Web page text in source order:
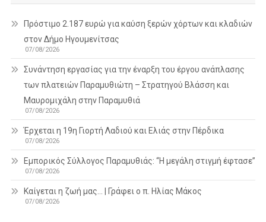
Πρόστιμο 2.187 ευρώ για καύση ξερών χόρτων και κλαδιών
στον Δήμο Ηγουμενίτσας
07/08/2026
Συνάντηση εργασίας για την έναρξη του έργου ανάπλασης
των πλατειών Παραμυθιώτη – Στρατηγού Βλάσση και
Μαυρομιχάλη στην Παραμυθιά
07/08/2026
Έρχεται η 19η Γιορτή Λαδιού και Ελιάς στην Πέρδικα
07/08/2026
Εμπορικός Σύλλογος Παραμυθιάς: “Η μεγάλη στιγμή έφτασε”
07/08/2026
Καίγεται η ζωή μας… | Γράφει ο π. Ηλίας Μάκος
07/08/2026